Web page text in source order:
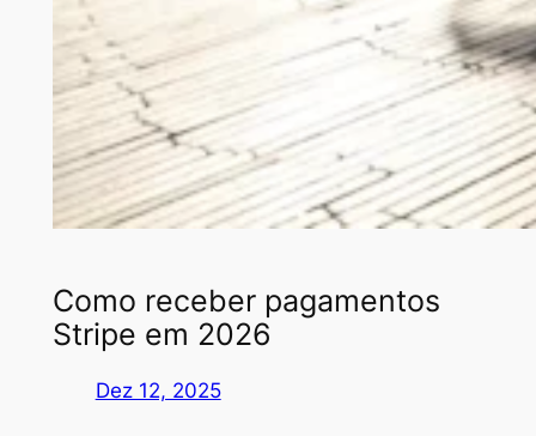
Como receber pagamentos
Stripe em 2026
Dez 12, 2025